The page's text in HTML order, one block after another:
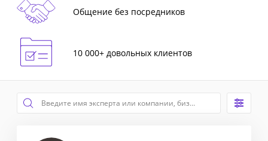
Общение без посредников
10 000+ довольных клиентов